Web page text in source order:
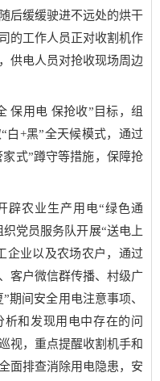
后缓缓驶进不远处的烘干
的工作人员正对收割机作
供电人员对抢收现场周边
保用电 保抢收”目标，组
白+黑”全天候模式，通过
式”蹲守等措施，保障抢
辟农业生产用电“绿色通
党员服务队开展“送电上
企业以及农场农户，通过
客户微信群传播、村级广
期间安全用电注意事项、
和发现用电中存在的问
视，重点提醒收割机手和
面排查消除用电隐患，安